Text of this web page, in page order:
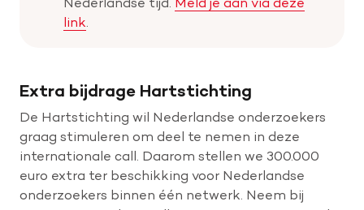
link
Extra bijdrage Hartstichting
De Hartstichting wil Nederlandse onderzoekers
graag stimuleren om deel te nemen in deze
internationale call. Daarom stellen we 300.000
euro extra ter beschikking voor Nederlandse
onderzoekers binnen één netwerk. Neem bij